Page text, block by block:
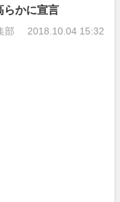
らかに宣言
部 2018.10.04 15:32